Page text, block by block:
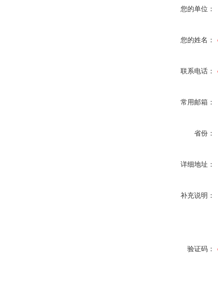
您的单位：
您的姓名：
联系电话：
常用邮箱：
省份：
详细地址：
补充说明：
验证码：